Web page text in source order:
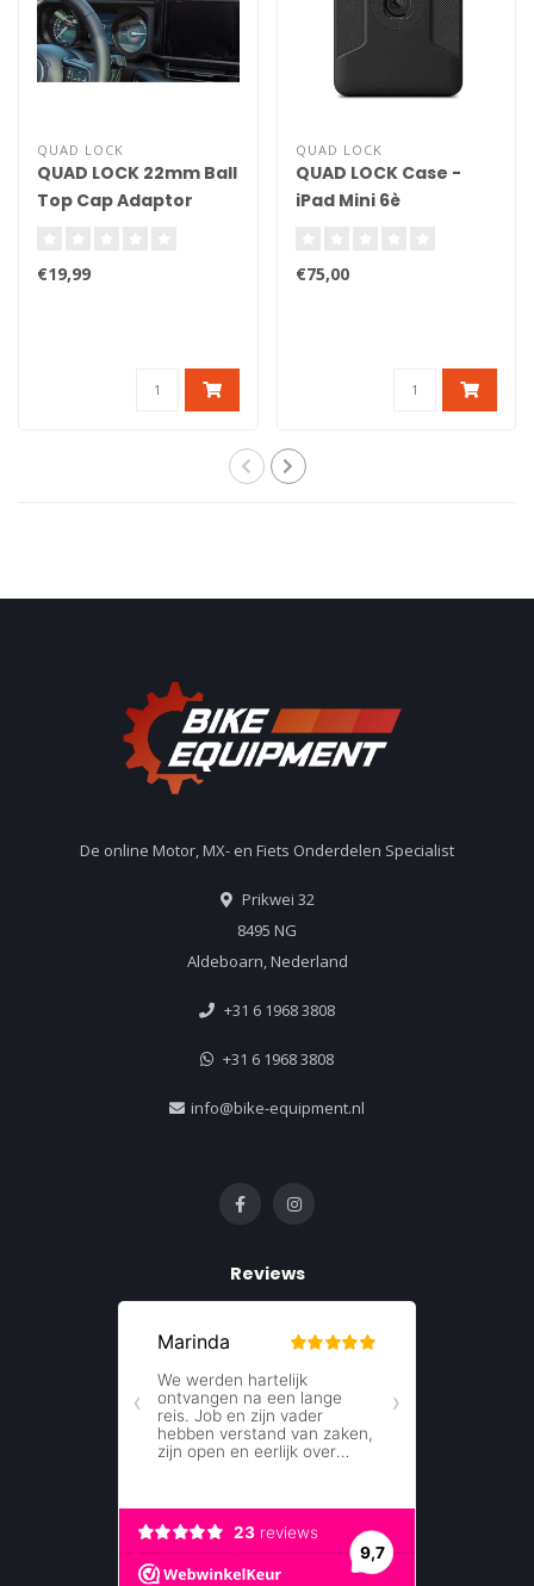
QUAD LOCK
QUAD LOCK 22mm Ball
Top Cap Adaptor
€19,99
QUAD LOCK
QUAD LOCK Case -
iPad Mini 6è
€75,00
De online Motor, MX- en Fiets Onderdelen Specialist
Prikwei 32
8495 NG
Aldeboarn, Nederland
+31 6 1968 3808
+31 6 1968 3808
info@bike-equipment.nl
Reviews